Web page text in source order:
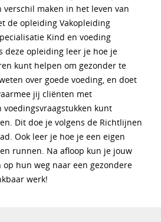
maken in het leven van
de opleiding Vakopleiding
Kind en voeding
deze opleiding leer je hoe je
kunt helpen om gezonder te
over goede voeding, en doet
jij cliënten met
kunt
Dit doe je volgens de Richtlijnen
Ook leer je hoe je een eigen
runnen. Na afloop kun je jouw
hun weg naar een gezondere
werk!